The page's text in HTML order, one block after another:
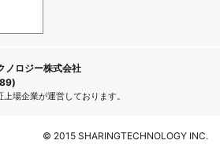
ノロジー株式会社
場企業が運営しております。
© 2015 SHARINGTECHNOLOGY INC.